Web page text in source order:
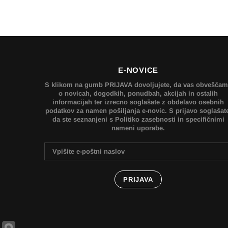
E-NOVICE
S klikom na gumb PRIJAVA dovoljujete, da vas
o novicah, dogodkih, ponudbah, akcijah in ostalih
informacijah ter izrecno soglašate z obdelavo osebnih
podatkov za namen pošiljanja e-novic. S prijavo
da ste seznanjeni s Politiko zasebnosti in specifičnimi
nameni uporabe.